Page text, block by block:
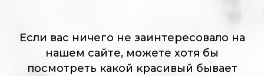
Если вас ничего не заинтересовало на
нашем сайте, можете хотя бы
посмотреть какой красивый бывает